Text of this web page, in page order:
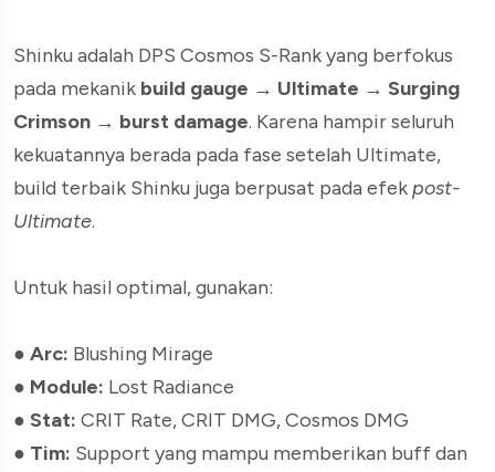
Shinku adalah DPS Cosmos S-Rank yang berfokus
pada mekanik build gauge → Ultimate → Surging
Crimson → burst damage. Karena hampir seluruh
kekuatannya berada pada fase setelah Ultimate,
build terbaik Shinku juga berpusat pada efekpost-
Ultimate.
Untuk hasil optimal, gunakan:
● Arc: Blushing Mirage
● Module: Lost Radiance
● Stat: CRIT Rate, CRIT DMG, Cosmos DMG
● Tim: Support yang mampu memberikan buff dan